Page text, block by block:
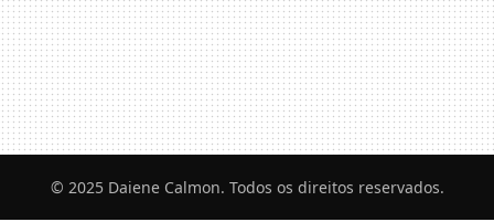
© 2025 Daiene Calmon. Todos os direitos reservados.